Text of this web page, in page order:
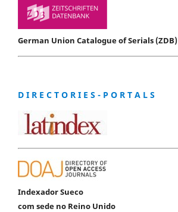
German Union Catalogue of Serials (ZDB)
D I R E C T O R I E S - P O R T A L S
Indexador Sueco
com sede no Reino Unido